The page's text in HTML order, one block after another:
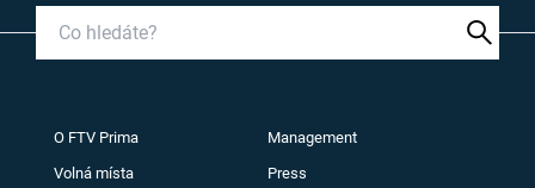
O FTV Prima Management
Volná místa Press